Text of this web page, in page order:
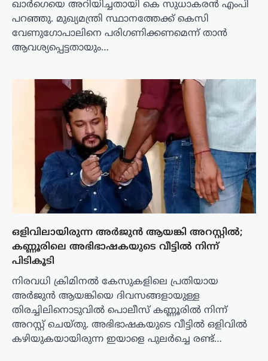
ഖാർഗെയെ അറിയിച്ചതായി കെ സുധാകരൻ എംപി
പറഞ്ഞു. മുഖ്യമന്ത്രി സ്ഥാനത്തേക്ക് കെസി
വേണുഗോപാലിനെ പരിഗണിക്കണമെന്ന് താൻ
ആവശ്യപ്പെട്ടതായും…
ഒളിവിലായിരുന്ന അർജുന്‍ ആയങ്കി അറസ്റ്റിൽ;
കണ്ണൂരിലെ അഭിഭാഷകയുടെ വീട്ടിൽ നിന്ന്
പിടികൂടി
നിരവധി ക്രിമിനൽ കേസുകളിലെ പ്രതിയായ
അർജുന്‍ ആയങ്കിയെ ദിവസങ്ങളായുള്ള
തിരച്ചിലിനൊടുവിൽ പൊലീസ് കണ്ണൂരിൽ നിന്ന്
അറസ്റ്റ് ചെയ്തു. അഭിഭാഷകയുടെ വീട്ടിൽ ഒളിവിൽ
കഴിയുകയായിരുന്ന ഇയാളെ പുലർച്ചെ രണ്ട്…